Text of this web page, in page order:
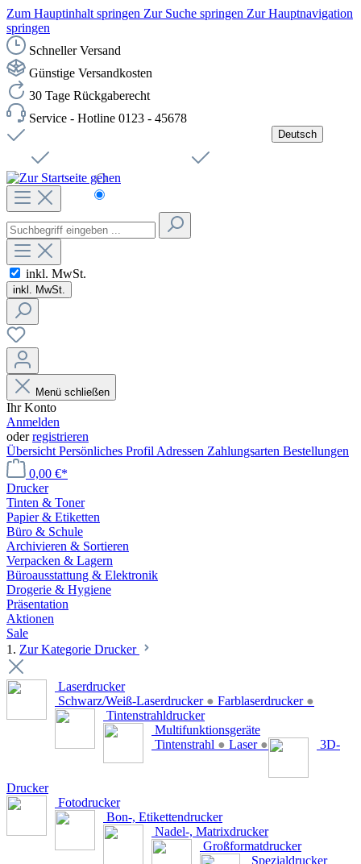
Zum Hauptinhalt springen Zur Suche springen Zur Hauptnavigation
springen
Schneller Versand
Günstige Versandkosten
30 Tage Rückgaberecht
Service - Hotline 0123 - 45678
Deutsch
Čeština
inkl. MwSt.
inkl. MwSt.
Menü schließen
Ihr Konto
Anmelden
oderregistrieren
Übersicht Persönliches Profil Adressen Zahlungsarten Bestellungen
0,00 €*
Drucker
Tinten & Toner
Papier & Etiketten
Büro & Schule
Archivieren & Sortieren
Verpacken & Lagern
Büroausstattung & Elektronik
Drogerie & Hygiene
Präsentation
Aktionen
Sale
1. Zur Kategorie Drucker
Laserdrucker
Schwarz/Weiß-Laserdrucker ● Farblaserdrucker ●
Tintenstrahldrucker
Multifunktionsgeräte
Tintenstrahl ● Laser ● 3D-
Drucker
Fotodrucker
Bon-, Etikettendrucker
Nadel-, Matrixdrucker
Großformatdrucker
Spezialdrucker